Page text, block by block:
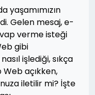
yaşamımızın
Gelen mesaj, e-
verme isteği
gibi
işlediği, sıkça
açıkken,
iletilir mi? İşte